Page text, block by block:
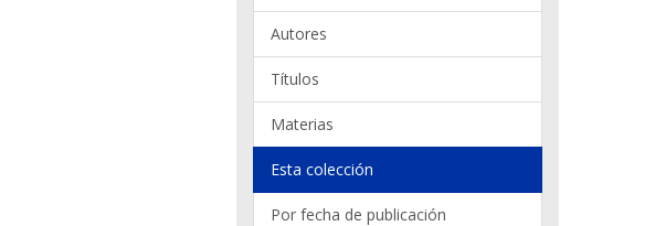
Autores
Títulos
Materias
Esta colección
Por fecha de publicación